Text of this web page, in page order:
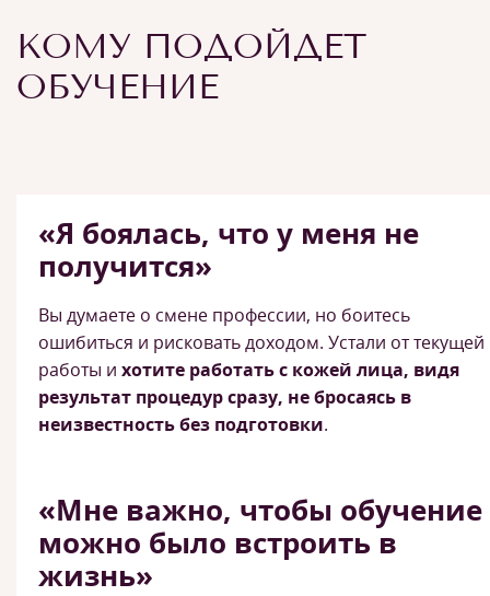
КОМУ ПОДОЙДЕТ
ОБУЧЕНИЕ
«Я боялась, что у меня не
получится»
Вы думаете о смене профессии, но боитесь
ошибиться и рисковать доходом. Устали от текущей
работы и хотите работать с кожей лица, видя
результат процедур сразу, не бросаясь в
неизвестность без подготовки.
«Мне важно, чтобы обучение
можно было встроить в
жизнь»